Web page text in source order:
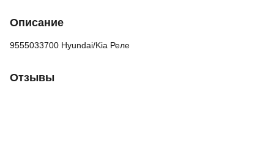
Описание
9555033700 Hyundai/Kia Реле
Отзывы